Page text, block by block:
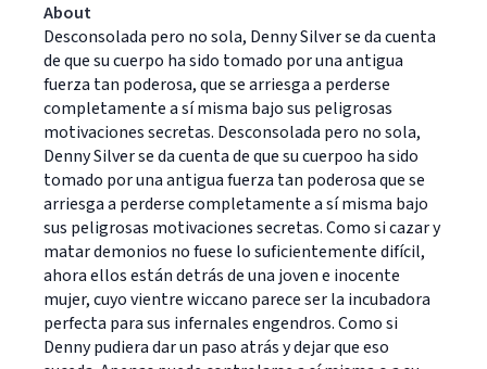
About
Desconsolada pero no sola, Denny Silver se da cuenta
de que su cuerpo ha sido tomado por una antigua
fuerza tan poderosa, que se arriesga a perderse
completamente a sí misma bajo sus peligrosas
motivaciones secretas. Desconsolada pero no sola,
Denny Silver se da cuenta de que su cuerpoo ha sido
tomado por una antigua fuerza tan poderosa que se
arriesga a perderse completamente a sí misma bajo
sus peligrosas motivaciones secretas. Como si cazar y
matar demonios no fuese lo suficientemente difícil,
ahora ellos están detrás de una joven e inocente
mujer, cuyo vientre wiccano parece ser la incubadora
perfecta para sus infernales engendros. Como si
Denny pudiera dar un paso atrás y dejar que eso